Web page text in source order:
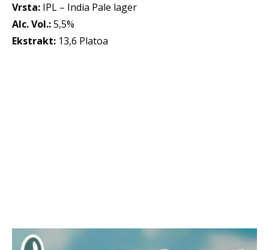
Vrsta: IPL – India Pale lager
Alc. Vol.:5,5%
Ekstrakt: 13,6 Platoa